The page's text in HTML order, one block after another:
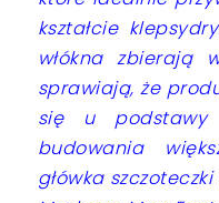
kształcie
włókna zbierają
sprawiają, że
się u
budowania
główka